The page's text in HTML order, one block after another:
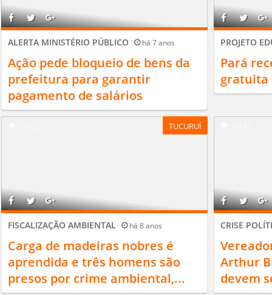
ALERTA MINISTÉRIO PÚBLICO há 7 anos
Ação pede bloqueio de bens da
prefeitura para garantir
pagamento de salários
PROJETO
Pará
gratuita
TUCURUÍ
FISCALIZAÇÃO AMBIENTAL há 8 anos
Carga de madeiras nobres é
aprendida e três homens são
presos por crime ambiental,...
CRISE
Arthur
devem